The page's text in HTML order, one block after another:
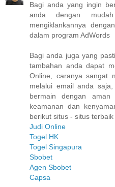
Bagi anda yang ingin
anda dengan
mengiklankannya
dalam program AdWords
Bagi anda juga yang
tambahan anda dapat
Online, caranya sangat
melalui email anda
bermain dengan
keamanan dan
berikut situs - situs
Judi Online
Togel HK
Togel Singapura
Sbobet
Agen Sbobet
Capsa